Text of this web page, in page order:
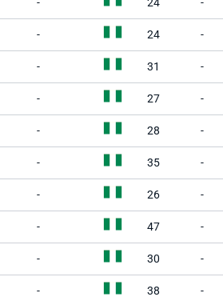
- 24 -
- 31 -
- 27 -
- 28 -
- 35 -
- 26 -
- 47 -
- 30 -
- 38 -